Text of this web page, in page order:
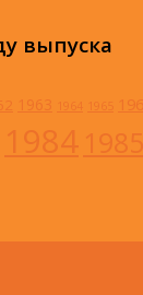
выпуска
1963 1964 1965
1984 1985